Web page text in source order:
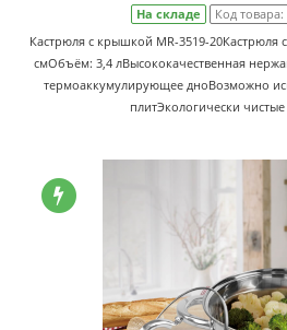
На складе Код товара:
Кастрюля с крышкой MR-3519-
смОбъём: 3,4 лВысококачественная
термоаккумулирующее дноВозможно
плитЭкологически